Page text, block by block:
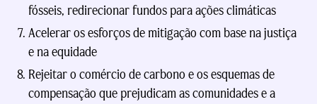
fósseis, redirecionar fundos para ações climáticas
Acelerar os esforços de mitigação com base na justiça
e na equidade
Rejeitar o comércio de carbono e os esquemas de
compensação que prejudicam as comunidades e a